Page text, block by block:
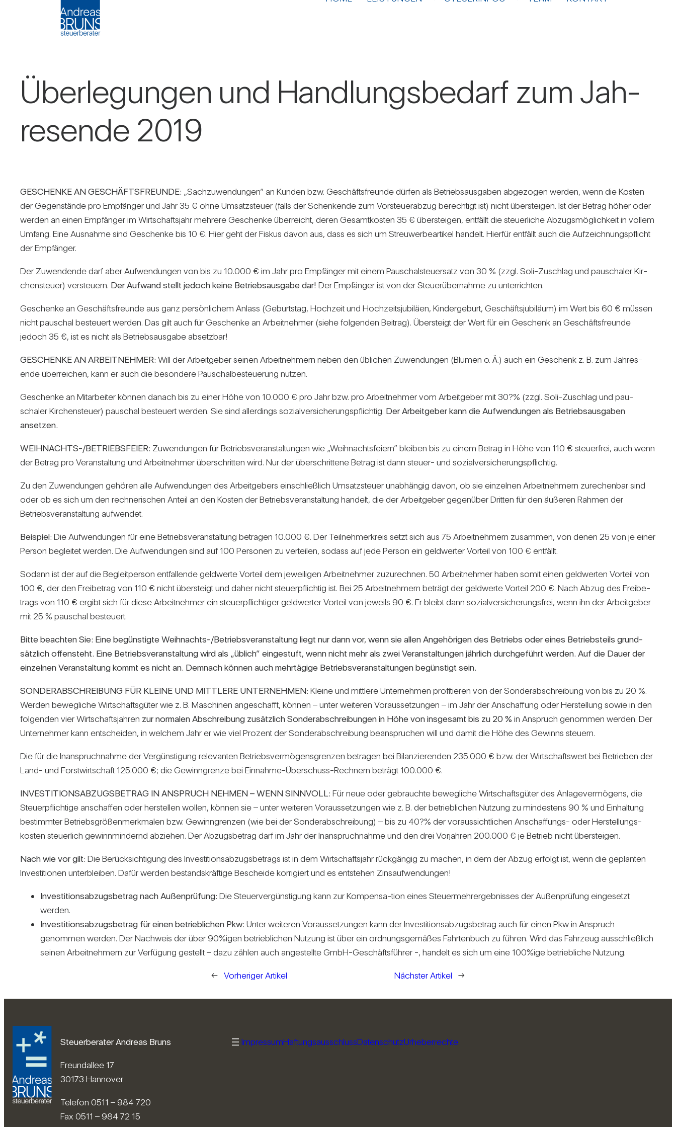
Über­le­gungen und Hand­lungs­be­darf zum Jah­
res­ende 2019
GESCHENKE AN GESCHÄFTSFREUNDE: „Sach­zu­wen­dungen” an Kunden bzw. Geschäfts­freunde dürfen als Betriebs­aus­gaben abge­zogen werden, wenn die Kosten
der Gegen­stände pro Emp­fänger und Jahr 35 € ohne Umsatz­steuer (falls der Schen­kende zum Vor­steu­er­abzug berech­tigt ist) nicht über­steigen. Ist der Betrag höher oder
werden an einen Emp­fänger im Wirt­schafts­jahr meh­rere Geschenke über­reicht, deren Gesamt­kosten 35 € über­steigen, ent­fällt die steu­er­liche Abzugs­mög­lich­keit in vollem
Umfang. Eine Aus­nahme sind Geschenke bis 10 €. Hier geht der Fiskus davon aus, dass es sich um Streu­wer­be­ar­tikel han­delt. Hierfür ent­fällt auch die Auf­zeich­nungs­pflicht
der Emp­fänger.
Der Zuwen­dende darf aber Auf­wen­dungen von bis zu 10.000 € im Jahr pro Emp­fänger mit einem Pau­schal­steu­er­satz von 30 % (zzgl. Soli-Zuschlag und pau­schaler Kir­
chen­steuer) ver­steuern. Der Auf­wand stellt jedoch keine Betriebs­aus­gabe dar! Der Emp­fänger ist von der Steu­er­über­nahme zu unter­richten.
Geschenke an Geschäfts­freunde aus ganz per­sön­li­chem Anlass (Geburtstag, Hoch­zeit und Hoch­zeits­ju­bi­läen, Kin­der­ge­burt, Geschäfts­ju­bi­läum) im Wert bis 60 € müssen
nicht pau­schal besteuert werden. Das gilt auch für Geschenke an Arbeit­nehmer (siehe fol­genden Bei­trag). Über­steigt der Wert für ein Geschenk an Geschäfts­freunde
jedoch 35 €, ist es nicht als Betriebs­aus­gabe absetzbar!
GESCHENKE AN ARBEITNEHMER: Will der Arbeit­geber seinen Arbeit­neh­mern neben den übli­chen Zuwen­dungen (Blumen o. Ä.) auch ein Geschenk z. B. zum Jah­res­
ende über­rei­chen, kann er auch die beson­dere Pau­schal­be­steue­rung nutzen.
Geschenke an Mit­ar­beiter können danach bis zu einer Höhe von 10.000 € pro Jahr bzw. pro Arbeit­nehmer vom Arbeit­geber mit 30?% (zzgl. Soli-Zuschlag und pau­
schaler Kir­chen­steuer) pau­schal besteuert werden. Sie sind aller­dings sozi­al­ver­si­che­rungs­pflichtig. Der Arbeit­geber kann die Auf­wen­dungen als Betriebs­aus­gaben
ansetzen.
WEIHNACHTS-/BETRIEBSFEIER: Zuwen­dungen für Betriebs­ver­an­stal­tungen wie „Weih­nachts­feiern” bleiben bis zu einem Betrag in Höhe von 110 € steu­er­frei, auch wenn
der Betrag pro Ver­an­stal­tung und Arbeit­nehmer über­schritten wird. Nur der über­schrit­tene Betrag ist dann steuer- und sozi­al­ver­si­che­rungs­pflichtig.
Zu den Zuwen­dungen gehören alle Auf­wen­dungen des Arbeit­ge­bers ein­schließ­lich Umsatz­steuer unab­hängig davon, ob sie ein­zelnen Arbeit­neh­mern zure­chenbar sind
oder ob es sich um den rech­ne­ri­schen Anteil an den Kosten der Betriebs­ver­an­stal­tung han­delt, die der Arbeit­geber gegen­über Dritten für den äußeren Rahmen der
Betriebs­ver­an­stal­tung auf­wendet.
Bei­spiel: Die Auf­wen­dungen für eine Betriebs­ver­an­stal­tung betragen 10.000 €. Der Teil­neh­mer­kreis setzt sich aus 75 Arbeit­neh­mern zusammen, von denen 25 von je einer
Person begleitet werden. Die Auf­wen­dungen sind auf 100 Per­sonen zu ver­teilen, sodass auf jede Person ein geld­werter Vor­teil von 100 € ent­fällt.
Sodann ist der auf die Begleit­person ent­fal­lende geld­werte Vor­teil dem jewei­ligen Arbeit­nehmer zuzu­rechnen. 50 Arbeit­nehmer haben somit einen geld­werten Vor­teil von
100 €, der den Frei­be­trag von 110 € nicht über­steigt und daher nicht steu­er­pflichtig ist. Bei 25 Arbeit­neh­mern beträgt der geld­werte Vor­teil 200 €. Nach Abzug des Frei­be­
trags von 110 € ergibt sich für diese Arbeit­nehmer ein steu­er­pflich­tiger geld­werter Vor­teil von jeweils 90 €. Er bleibt dann sozi­al­ver­si­che­rungs­frei, wenn ihn der Arbeit­geber
mit 25 % pau­schal besteuert.
Bitte beachten Sie: Eine begüns­tigte Weih­nachts-/Be­triebs­ver­an­stal­tung liegt nur dann vor, wenn sie allen Ange­hö­rigen des Betriebs oder eines Betriebs­teils grund­
sätz­lich offen­steht. Eine Betriebs­ver­an­stal­tung wird als „üblich” ein­ge­stuft, wenn nicht mehr als zwei Ver­an­stal­tungen jähr­lich durch­ge­führt werden. Auf die Dauer der
ein­zelnen Ver­an­stal­tung kommt es nicht an. Dem­nach können auch mehr­tä­gige Betriebs­ver­an­stal­tungen begüns­tigt sein.
SONDERABSCHREIBUNG FÜR KLEINE UND MITTLERE UNTERNEHMEN: Kleine und mitt­lere Unter­nehmen pro­fi­tieren von der Son­der­ab­schrei­bung von bis zu 20 %.
Werden beweg­liche Wirt­schafts­güter wie z. B. Maschinen ange­schafft, können – unter wei­teren Vor­aus­set­zungen – im Jahr der Anschaf­fung oder Her­stel­lung sowie in den
fol­genden vier Wirt­schafts­jahren zur nor­malen Abschrei­bung zusätz­lich Son­der­ab­schrei­bungen in Höhe von ins­ge­samt bis zu 20 % in Anspruch genommen werden. Der
Unter­nehmer kann ent­scheiden, in wel­chem Jahr er wie viel Pro­zent der Son­der­ab­schrei­bung bean­spru­chen will und damit die Höhe des Gewinns steuern.
Die für die Inan­spruch­nahme der Ver­güns­ti­gung rele­vanten Betriebs­ver­mö­gens­grenzen betragen bei Bilan­zie­renden 235.000 € bzw. der Wirt­schafts­wert bei Betrieben der
Land- und Forst­wirt­schaft 125.000 €; die Gewinn­grenze bei Ein­nahme-Über­schuss-Rech­nern beträgt 100.000 €.
INVESTITIONSABZUGSBETRAG IN ANSPRUCH NEHMEN – WENN SINNVOLL: Für neue oder gebrauchte beweg­liche Wirt­schafts­güter des Anla­ge­ver­mö­gens, die
Steu­er­pflich­tige anschaffen oder her­stellen wollen, können sie – unter wei­teren Vor­aus­set­zungen wie z. B. der betrieb­li­chen Nut­zung zu min­des­tens 90 % und Ein­hal­tung
bestimmter Betriebs­grö­ßen­merk­malen bzw. Gewinn­grenzen (wie bei der Son­der­ab­schrei­bung) – bis zu 40?% der vor­aus­sicht­li­chen Anschaf­fungs- oder Her­stel­lungs­
kosten steu­er­lich gewinn­min­dernd abziehen. Der Abzugs­be­trag darf im Jahr der Inan­spruch­nahme und den drei Vor­jahren 200.000 € je Betrieb nicht über­steigen.
Nach wie vor gilt: Die Berück­sich­ti­gung des Inves­ti­ti­ons­ab­zugs­be­trags ist in dem Wirt­schafts­jahr rück­gängig zu machen, in dem der Abzug erfolgt ist, wenn die geplanten
Inves­ti­tionen unter­bleiben. Dafür werden bestands­kräf­tige Bescheide kor­ri­giert und es ent­stehen Zins­auf­wen­dungen!
Inves­ti­ti­ons­ab­zugs­be­trag nach Außen­prü­fung: Die Steu­er­ver­güns­ti­gung kann zur Kom­pensa-tion eines Steu­er­mehr­ergeb­nisses der Außen­prü­fung ein­ge­setzt
werden.
Inves­ti­ti­ons­ab­zugs­be­trag für einen betrieb­li­chen Pkw: Unter wei­teren Vor­aus­set­zungen kann der Inves­ti­ti­ons­ab­zugs­be­trag auch für einen Pkw in Anspruch
genommen werden. Der Nach­weis der über 90%igen betrieb­li­chen Nut­zung ist über ein ord­nungs­ge­mäßes Fahr­ten­buch zu führen. Wird das Fahr­zeug aus­schließ­lich
seinen Arbeit­neh­mern zur Ver­fü­gung gestellt – dazu zählen auch ange­stellte GmbH-Geschäfts­führer -, han­delt es sich um eine 100%ige betrieb­liche Nut­zung.
← Vorheriger Artikel Nächster Artikel →
Steuerberater Andreas Bruns
Freundallee 17
30173 Hannover
Telefon 0511 – 984 720
Fax 0511 – 984 72 15
ImpressumHaftungsausschlussDatenschutzUrheberrechte